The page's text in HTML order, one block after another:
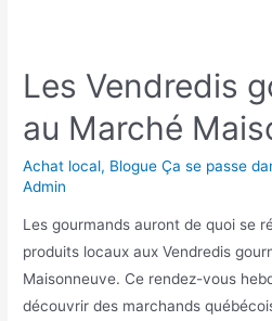
Les Vendredis
au Marché
Achat local, Blogue Ça se passe
Admin
Les gourmands auront de quoi se
produits locaux aux Vendredis
Maisonneuve. Ce rendez-vous
découvrir des marchands